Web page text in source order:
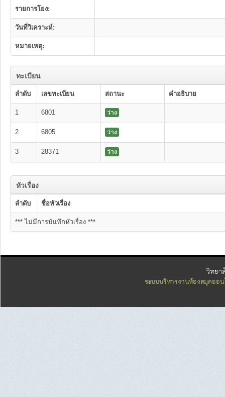
รายการโยง:
วันที่วิเคราะห์:
หมายเหตุ:
ทะเบียน
ลำดับ เลขทะเบียน สถานะ คำอธิบาย
1 6801 ว่าง
2 6805 ว่าง
3 28371 ว่าง
หัวเรื่อง
ลำดับ ชื่อหัวเรื่อง
*** ไม่มีการบันทึกหัวเรื่อง ***
วิทยา
ระบบบริหารงานห้องสมุดออ